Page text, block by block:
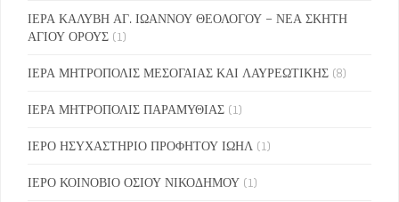
ΙΕΡΑ ΚΑΛΥΒΗ ΑΓ. ΙΩΑΝΝΟΥ ΘΕΟΛΟΓΟΥ – ΝΕΑ ΣΚΗΤΗ
ΑΓΙΟΥ ΟΡΟΥΣ (1)
ΙΕΡΑ ΜΗΤΡΟΠΟΛΙΣ ΜΕΣΟΓΑΙΑΣ ΚΑΙ ΛΑΥΡΕΩΤΙΚΗΣ (8)
ΙΕΡΑ ΜΗΤΡΟΠΟΛΙΣ ΠΑΡΑΜΥΘΙΑΣ (1)
ΙΕΡΟ ΗΣΥΧΑΣΤΗΡΙΟ ΠΡΟΦΗΤΟΥ ΙΩΗΛ (1)
ΙΕΡΟ ΚΟΙΝΟΒΙΟ ΟΣΙΟΥ ΝΙΚΟΔΗΜΟΥ (1)